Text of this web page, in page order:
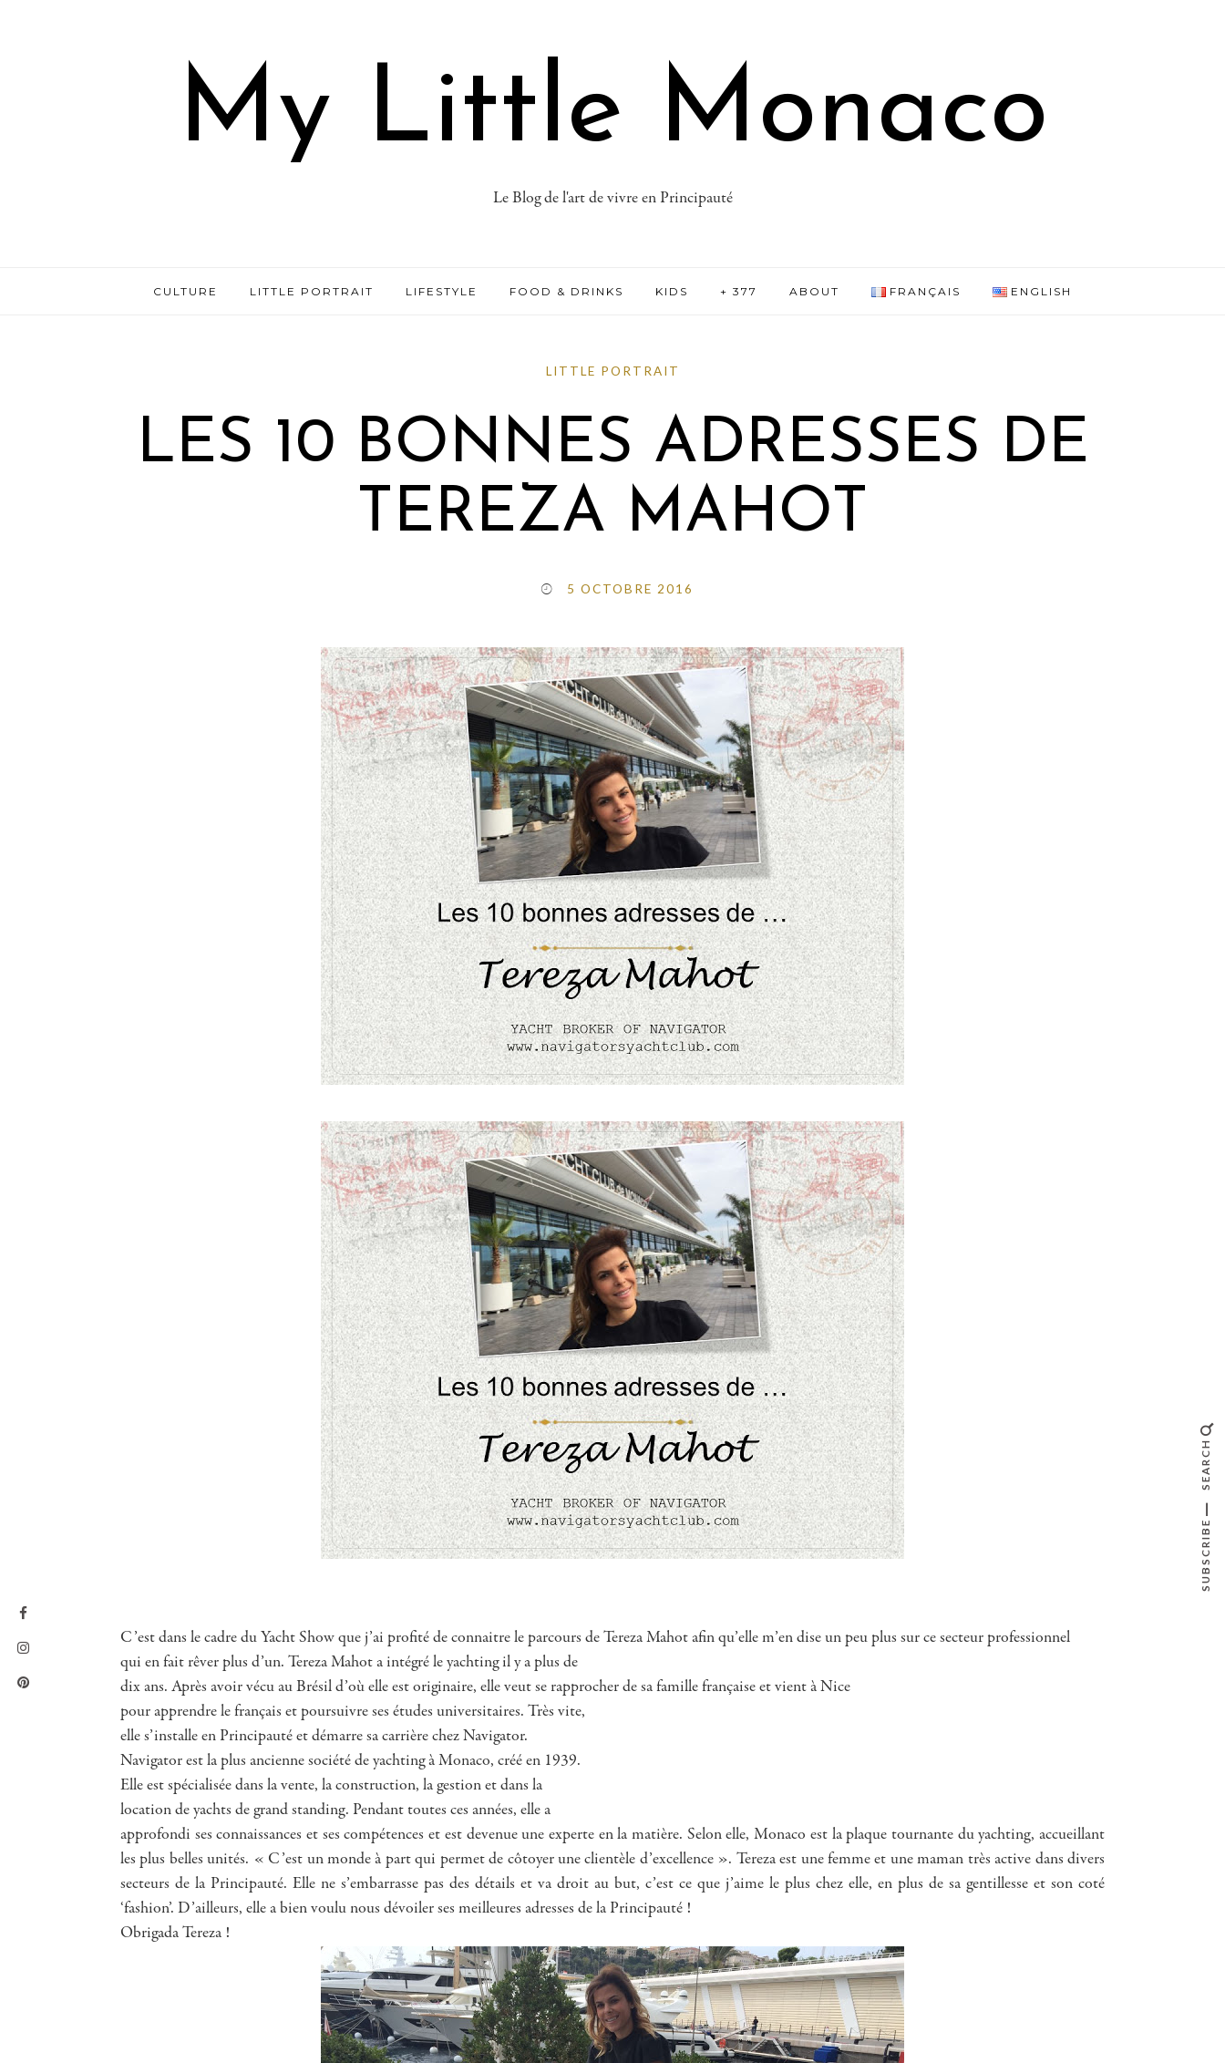
My Little Monaco
Le Blog de l'art de vivre en Principauté
CULTURE LITTLE PORTRAIT LIFESTYLE FOOD & DRINKS KIDS + 377 ABOUT FRANÇAIS ENGLISH
LITTLE PORTRAIT
LES 10 BONNES ADRESSES DE
TEREZA MAHOT
5 OCTOBRE 2016
C’est dans le cadre du Yacht Show que j’ai profité de connaitre le parcours de Tereza Mahot afin qu’elle m’en dise un peu plus sur ce secteur professionnel
qui en fait rêver plus d’un. Tereza Mahot a intégré le yachting il y a plus de
dix ans. Après avoir vécu au Brésil d’où elle est originaire, elle veut se rapprocher de sa famille française et vient à Nice
pour apprendre le français et poursuivre ses études universitaires. Très vite,
elle s’installe en Principauté et démarre sa carrière chez Navigator.
Navigator est la plus ancienne société de yachting à Monaco, créé en 1939.
Elle est spécialisée dans la vente, la construction, la gestion et dans la
location de yachts de grand standing. Pendant toutes ces années, elle a
approfondi ses connaissances et ses compétences et est devenue une experte en la matière. Selon elle, Monaco est la plaque tournante du yachting, accueillant
les plus belles unités. « C’est un monde à part qui permet de côtoyer une clientèle d’excellence ». Tereza est une femme et une maman très active dans divers
secteurs de la Principauté. Elle ne s’embarrasse pas des détails et va droit au but, c’est ce que j’aime le plus chez elle, en plus de sa gentillesse et son coté
‘fashion’. D’ailleurs, elle a bien voulu nous dévoiler ses meilleures adresses de la Principauté !
Obrigada Tereza !
SEARCH
SUBSCRIBE